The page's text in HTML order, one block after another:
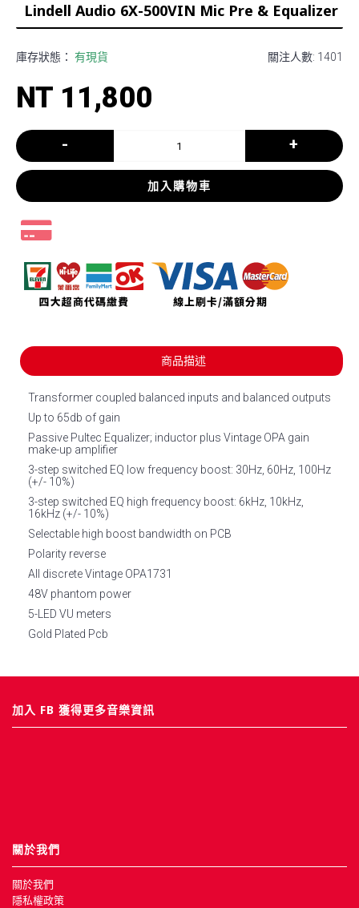
Lindell Audio 6X-500VIN Mic Pre & Equalizer
關注人數: 1401
庫存狀態： 有現貨
NT 11,800
- +
加入購物車
商品描述
Transformer coupled balanced inputs and balanced outputs
Up to 65db of gain
Passive Pultec Equalizer; inductor plus Vintage OPA gain
make-up amplifier
3-step switched EQ low frequency boost: 30Hz, 60Hz, 100Hz
(+/- 10%)
3-step switched EQ high frequency boost: 6kHz, 10kHz,
16kHz (+/- 10%)
Selectable high boost bandwidth on PCB
Polarity reverse
All discrete Vintage OPA1731
48V phantom power
5-LED VU meters
Gold Plated Pcb
加入 FB 獲得更多音樂資訊
關於我們
關於我們
隱私權政策